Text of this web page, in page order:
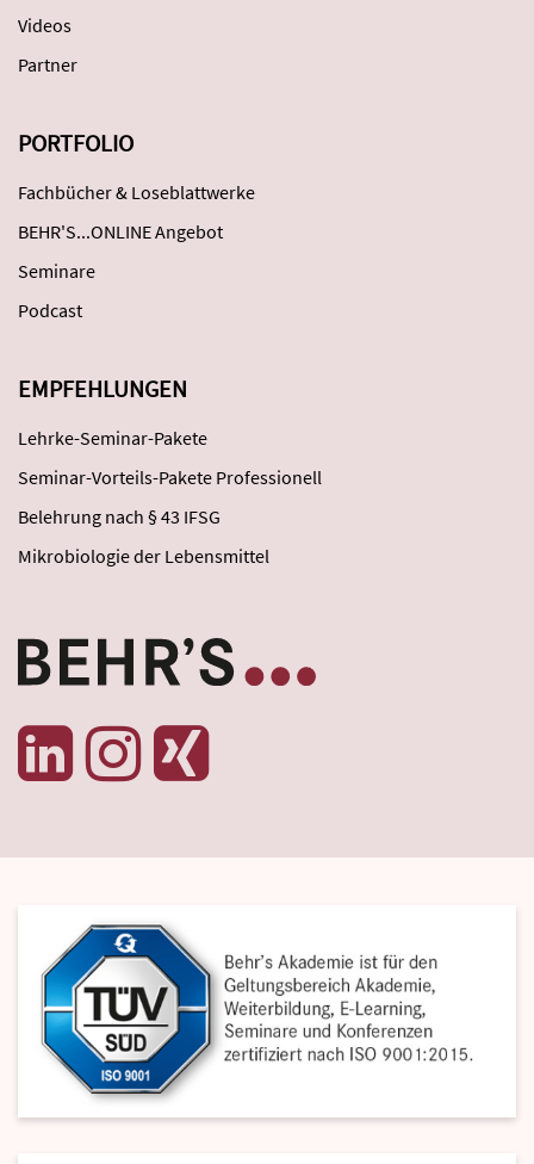
Videos
Partner
PORTFOLIO
Fachbücher & Loseblattwerke
BEHR'S...ONLINE Angebot
Seminare
Podcast
EMPFEHLUNGEN
Lehrke-Seminar-Pakete
Seminar-Vorteils-Pakete Professionell
Belehrung nach § 43 IFSG
Mikrobiologie der Lebensmittel